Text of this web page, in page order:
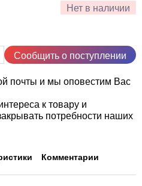
Нет в наличии
Сообщить о поступлении
почты и мы оповестим Вас
к товару и
потребности наших
Комментарии